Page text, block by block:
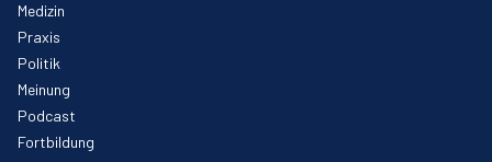
Medizin
Praxis
Politik
Meinung
Podcast
Fortbildung